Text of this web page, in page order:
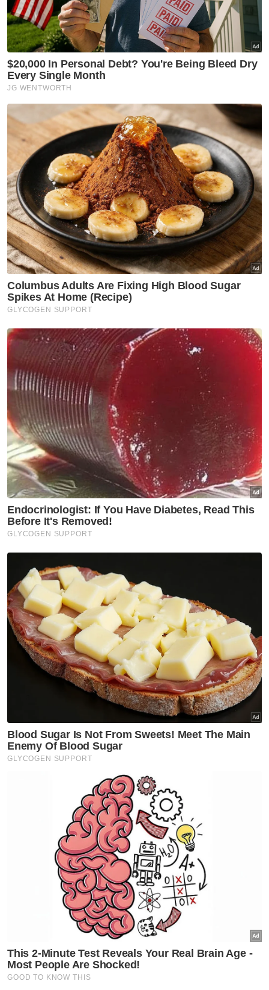
Pada Pilihan Raya Negeri (PRN) Johor Mac
tahun lalu, Barisan Nasional (BN) meraih
kemenangan dua pertiga selepas
memperoleh 40 daripada 56 kerusi DUN
yang dipertandingkan.
PH pula memenangi 13 kerusi iaitu DAP (10
kerusi), PKR, Amanah dan Parti Ikatan
Demokratik Malaysia (Muda) masing-masing
satu kerusi.
Berita Telus & Tulus menerusi E-Mel setiap
hari!
Perikatan Nasional pula memperoleh tiga
kerusi iaitu Parti Pribumi Bersatu Malaysia
Muat turun aplikasi Sinar Harian.
Pakatan Harapan
Artikel Disyorkan
Johor
Johor jawab kritikan Dr
Rafidah, tegas perjuang sektor
kesihatan
Johor
Johor imarah masjid dengan
solat Maghrib, Isyak berjemaah
Johor
Hospital Pasir Gudang belum
jawatan masih kosong - Onn
Hafiz
Johor